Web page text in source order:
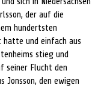
der auf die
hundertsten
hatte und einfach aus
stieg und
seiner Flucht den
Jonsson, den ewigen